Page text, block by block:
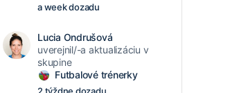
a week dozadu
Lucia Ondrušová
uverejnil/-a aktualizáciu v
skupine
Futbalové trénerky